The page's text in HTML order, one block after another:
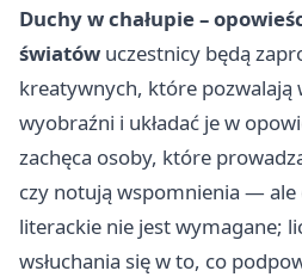
Duchy w chałupie –
światów uczestnicy będą
kreatywnych, które pozwalają
wyobraźni i układać je w
zachęca osoby, które
czy notują wspomnienia — ale
literackie nie jest wymagane;
wsłuchania się w to, co